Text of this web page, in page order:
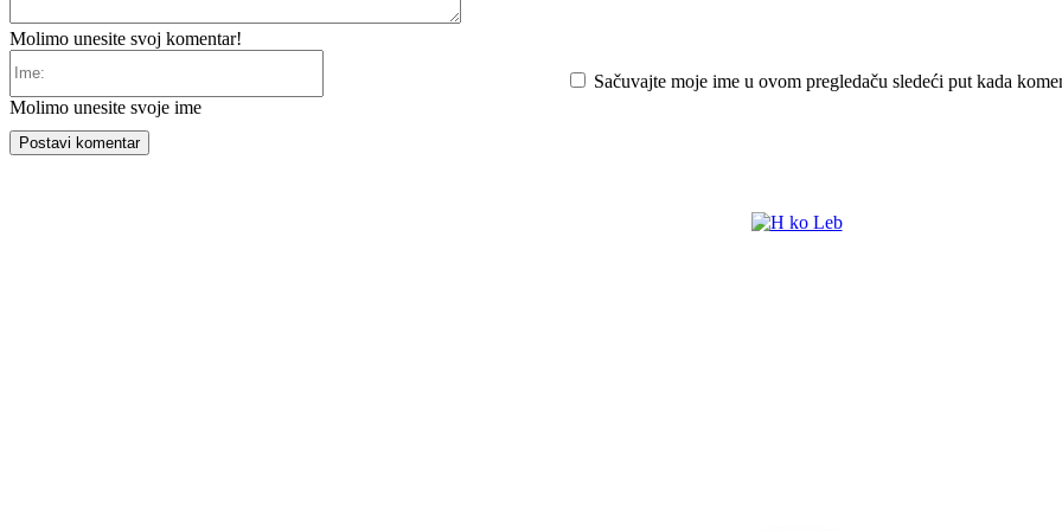
Molimo unesite svoj komentar!
Molimo unesite svoje ime
Sačuvajte moje ime u ovom pregledaču sledeći put kada